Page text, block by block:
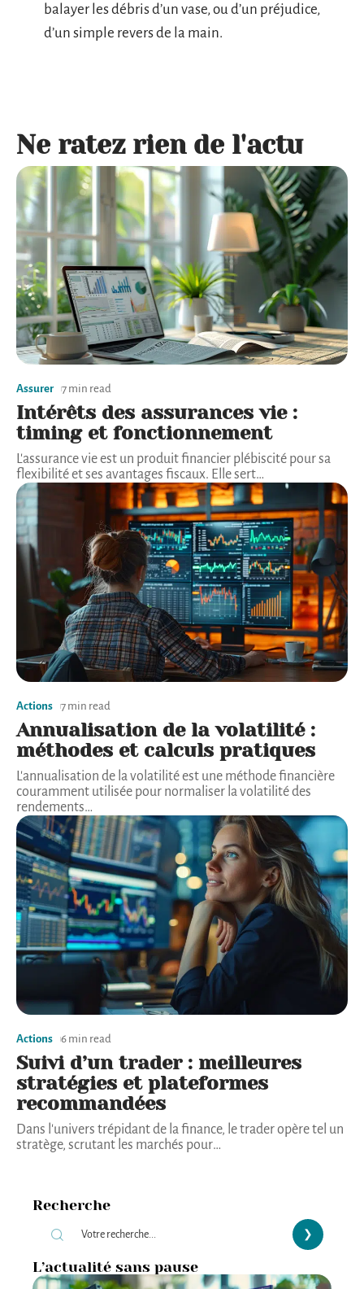
balayer les débris d’un vase, ou d’un préjudice,
d’un simple revers de la main.
Ne ratez rien de l'actu
Assurer 7 min read
Intérêts des assurances vie :
timing et fonctionnement
L'assurance vie est un produit financier plébiscité pour sa
flexibilité et ses avantages fiscaux. Elle sert…
Actions 7 min read
Annualisation de la volatilité :
méthodes et calculs pratiques
L'annualisation de la volatilité est une méthode financière
couramment utilisée pour normaliser la volatilité des
rendements…
Actions 6 min read
Suivi d’un trader : meilleures
stratégies et plateformes
recommandées
Dans l'univers trépidant de la finance, le trader opère tel un
stratège, scrutant les marchés pour…
Recherche
L’actualité sans pause